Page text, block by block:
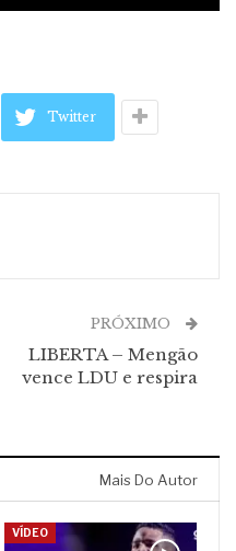
Twitter
PRÓXIMO
LIBERTA – Mengão
vence LDU e respira
Mais Do Autor
VÍDEO